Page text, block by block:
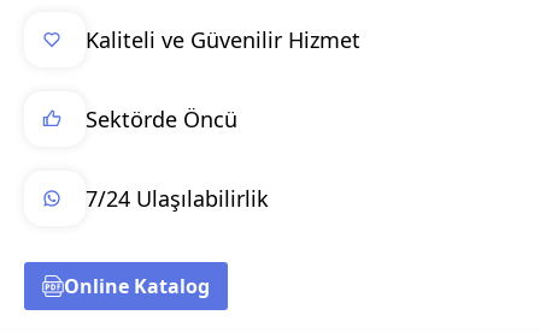
Kaliteli ve Güvenilir Hizmet
Sektörde Öncü
7/24 Ulaşılabilirlik
Online Katalog